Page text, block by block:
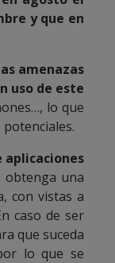
y que en
amenazas
uso de este
lo que
aplicaciones
obtenga una
con vistas a
caso de ser
que suceda
lo que se